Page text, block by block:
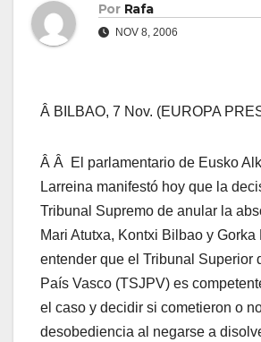
Por Rafa
NOV 8, 2006
Â BILBAO, 7 Nov. (EUROPA
Â Â El parlamentario de Eusko
Larreina manifestó hoy que la
Tribunal Supremo de anular la
Mari Atutxa, Kontxi Bilbao y Gorka
entender que el Tribunal Superior
Paí­s Vasco (TSJPV) es
el caso y decidir si cometieron o
desobediencia al negarse a